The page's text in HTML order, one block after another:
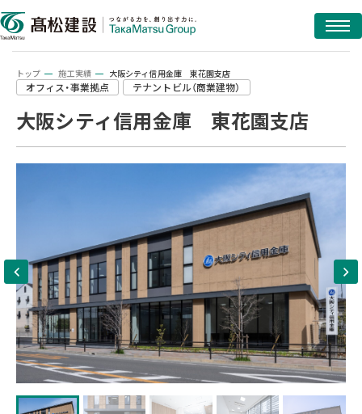
トップ 施工実績 大阪シティ信用金庫 東花園支店
オフィス・事業拠点 テナントビル（商業建物）
大阪シティ信用金庫 東花園支店